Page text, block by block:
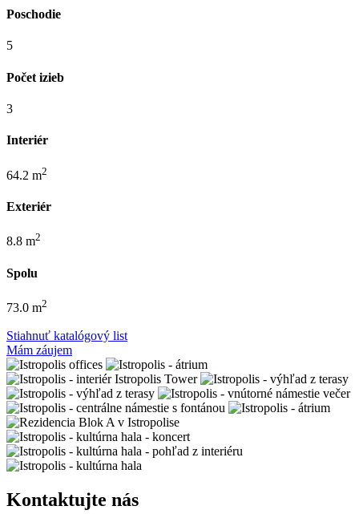
Poschodie
5
Počet izieb
3
Interiér
64.2 m2
Exteriér
8.8 m2
Spolu
73.0 m2
Stiahnuť katalógový list
Mám záujem
Kontaktujte nás